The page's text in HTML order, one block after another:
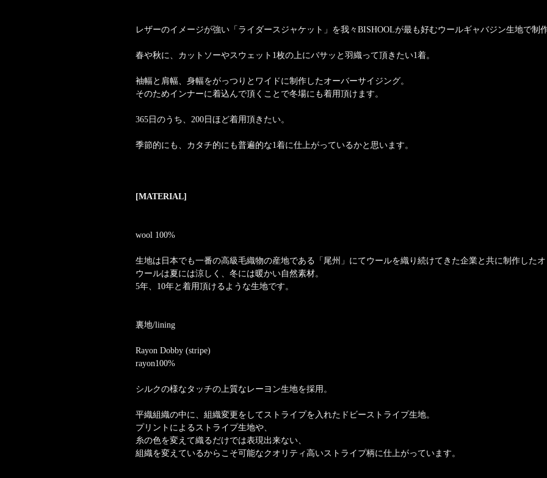
レザーのイメージが強い「ライダースジャケット」を我々BISHOOLが最も好むウールギャバジン生地で制
春や秋に、カットソーやスウェット1枚の上にバサッと羽織って頂きたい1着。
袖幅と肩幅、身幅をがっつりとワイドに制作したオーバーサイジング。
そのためインナーに着込んで頂くことで冬場にも着用頂けます。
365日のうち、200日ほど着用頂きたい。
季節的にも、カタチ的にも普遍的な1着に仕上がっているかと思います。
[MATERIAL]
wool 100%
生地は日本でも一番の高級毛織物の産地である「尾州」にてウールを織り続けてきた企業と共に制作したオ
ウールは夏には涼しく、冬には暖かい自然素材。
5年、10年と着用頂けるような生地です。
裏地/lining
Rayon Dobby (stripe)
rayon100%
シルクの様なタッチの上質なレーヨン生地を採用。
平織組織の中に、組織変更をしてストライプを入れたドビーストライプ生地。
プリントによるストライプ生地や、
糸の色を変えて織るだけでは表現出来ない、
組織を変えているからこそ可能なクオリティ高いストライプ柄に仕上がっています。